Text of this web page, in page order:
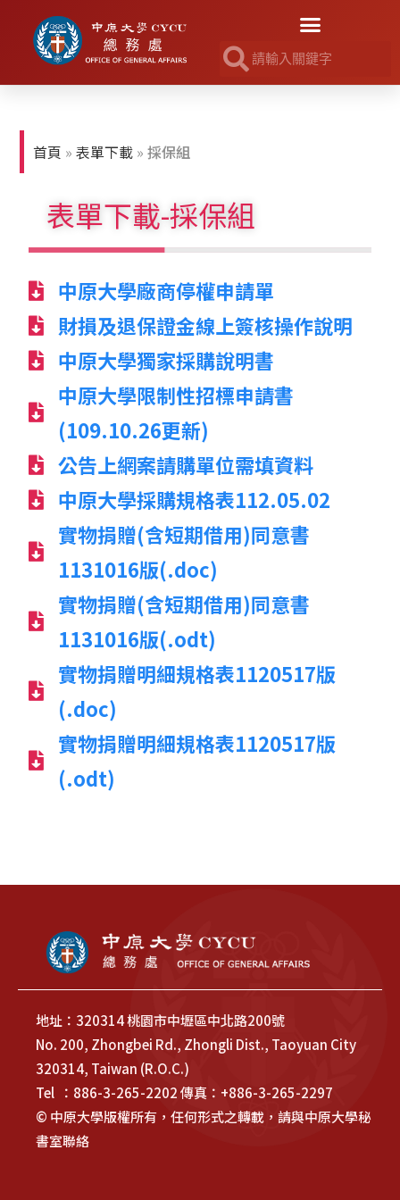
首頁 »表單下載 »採保組
表單下載-採保組
中原大學廠商停權申請單
財損及退保證金線上簽核操作說明
中原大學獨家採購說明書
中原大學限制性招標申請書
(109.10.26更新)
公告上網案請購單位需填資料
中原大學採購規格表112.05.02
實物捐贈(含短期借用)同意書
1131016版(.doc)
實物捐贈(含短期借用)同意書
1131016版(.odt)
實物捐贈明細規格表1120517版
(.doc)
實物捐贈明細規格表1120517版
(.odt)
地址：320314 桃園市中壢區中北路200號
No. 200, Zhongbei Rd., Zhongli Dist., Taoyuan City
320314, Taiwan (R.O.C.)
Tel ：886-3-265-2202 傳真：+886-3-265-2297
© 中原大學版權所有，任何形式之轉載，請與中原大學秘
書室聯絡